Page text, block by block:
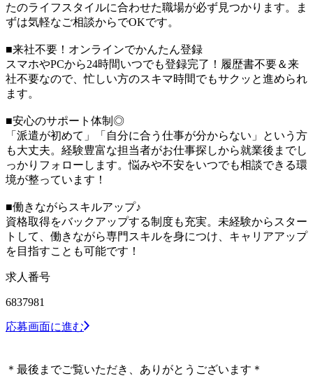
たのライフスタイルに合わせた職場が必ず見つかります。ま
ずは気軽なご相談からでOKです。
■来社不要！オンラインでかんたん登録
スマホやPCから24時間いつでも登録完了！履歴書不要＆来
社不要なので、忙しい方のスキマ時間でもサクッと進められ
ます。
■安心のサポート体制◎
「派遣が初めて」「自分に合う仕事が分からない」という方
も大丈夫。経験豊富な担当者がお仕事探しから就業後までし
っかりフォローします。悩みや不安をいつでも相談できる環
境が整っています！
■働きながらスキルアップ♪
資格取得をバックアップする制度も充実。未経験からスター
トして、働きながら専門スキルを身につけ、キャリアアップ
を目指すことも可能です！
求人番号
6837981
応募画面に進む
＊最後までご覧いただき、ありがとうございます＊